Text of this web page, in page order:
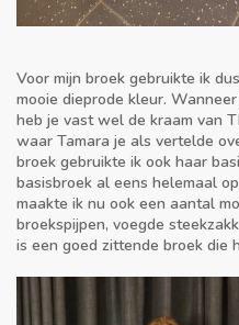
Voor mijn broek gebruikte ik
mooie dieprode kleur.
heb je vast wel de kraam van
waar Tamara je als vertelde
broek gebruikte ik ook haar
basisbroek al eens helemaal
maakte ik nu ook een aantal
broekspijpen, voegde
is een goed zittende broek die